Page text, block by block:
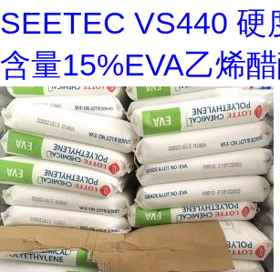
SEETEC VS440 硬
含量15%EVA乙烯